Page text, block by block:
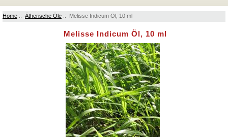
Home :: Ätherische Öle :: Melisse Indicum Öl, 10 ml
Melisse Indicum Öl, 10 ml